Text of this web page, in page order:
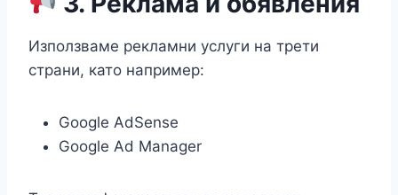
Използваме рекламни услуги на трети
страни, като например:
Google AdSense
Google Ad Manager